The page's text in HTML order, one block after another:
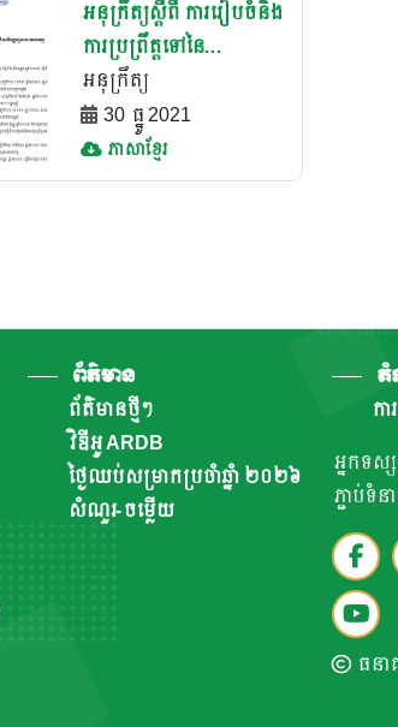
អនុក្រឹត្យស្ដីពី ការរៀបចំនិង
ការប្រព្រឹត្តទៅនៃ
គណៈកម្មាធិការសម្រប
សម្រួលថ្នាក់ជាតិប្រឆាំងការ
សម្អាតប្រាក់និងហិរញ្ញប្ប
ទានភារវកម្ម និងហិរញ្ញប្ប
អនុក្រឹត្យ
30 ធ្នូ 2021
ភាសាខ្មែរ
ព័ត៌មាន
ព័ត៌មានថ្មីៗ
វិឌីអូ ARDB
ថ្ងៃឈប់សម្រាកប្រចាំឆ្នាំ ២០២៦
សំណួរ-ចម្លើយ
តំ
កា
អ្នកទស្
ភ្ជាប់ទំ
ធនាគ